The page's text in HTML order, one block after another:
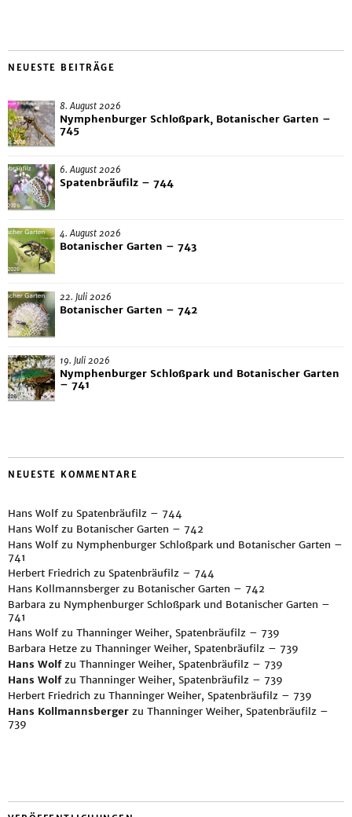
NEUESTE BEITRÄGE
8. August 2026
Nymphenburger Schloßpark, Botanischer Garten –
745
6. August 2026
Spatenbräufilz – 744
4. August 2026
Botanischer Garten – 743
22. Juli 2026
Botanischer Garten – 742
19. Juli 2026
Nymphenburger Schloßpark und Botanischer Garten
– 741
NEUESTE KOMMENTARE
Hans Wolf zu Spatenbräufilz – 744
Hans Wolf zu Botanischer Garten – 742
Hans Wolf zu Nymphenburger Schloßpark und Botanischer Garten –
741
Herbert Friedrich zu Spatenbräufilz – 744
Hans Kollmannsberger zu Botanischer Garten – 742
Barbara zu Nymphenburger Schloßpark und Botanischer Garten –
741
Hans Wolf zu Thanninger Weiher, Spatenbräufilz – 739
Barbara Hetze zu Thanninger Weiher, Spatenbräufilz – 739
Hans Wolfzu Thanninger Weiher, Spatenbräufilz – 739
Hans Wolfzu Thanninger Weiher, Spatenbräufilz – 739
Herbert Friedrich zu Thanninger Weiher, Spatenbräufilz – 739
Hans Kollmannsberger zu Thanninger Weiher, Spatenbräufilz –
739